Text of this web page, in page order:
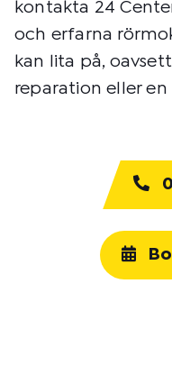
kontakta 24
och erfarna
kan lita på,
reparation eller